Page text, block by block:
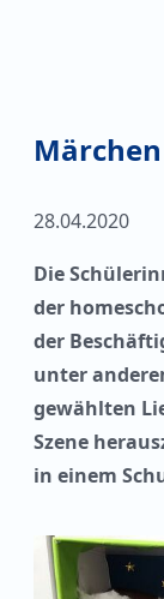
28.04.2020
Die
der
der
unter
gewählten
Szene
in einem